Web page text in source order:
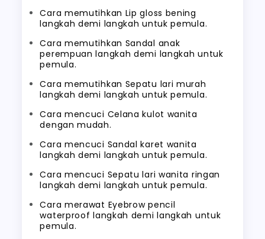
Cara memutihkan Lip gloss bening
langkah demi langkah untuk pemula.
Cara memutihkan Sandal anak
perempuan langkah demi langkah untuk
pemula.
Cara memutihkan Sepatu lari murah
langkah demi langkah untuk pemula.
Cara mencuci Celana kulot wanita
dengan mudah.
Cara mencuci Sandal karet wanita
langkah demi langkah untuk pemula.
Cara mencuci Sepatu lari wanita ringan
langkah demi langkah untuk pemula.
Cara merawat Eyebrow pencil
waterproof langkah demi langkah untuk
pemula.